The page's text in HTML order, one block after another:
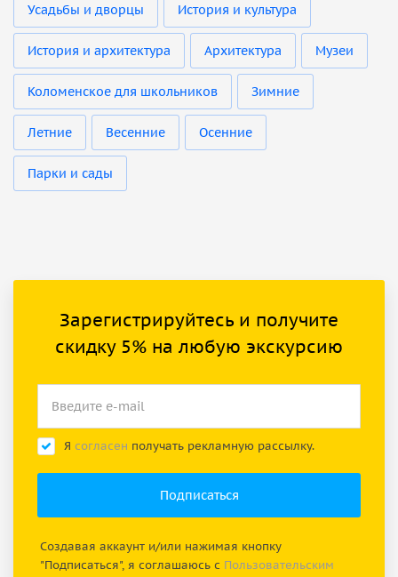
Усадьбы и дворцы История и культура
История и архитектура Архитектура Музеи
Коломенское для школьников Зимние
Летние Весенние Осенние
Парки и сады
Зарегистрируйтесь и получите
скидку 5% на любую экскурсию
Я согласен получать рекламную рассылку.
Создавая аккаунт и/или нажимая кнопку
"Подписаться", я соглашаюсь с Пользовательским